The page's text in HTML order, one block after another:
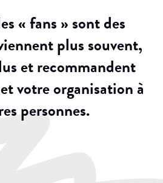
« fans » sont des
plus souvent,
et recommandent
votre organisation à
personnes.